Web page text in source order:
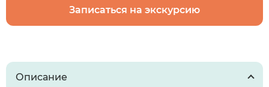
Записаться на экскурсию
Описание